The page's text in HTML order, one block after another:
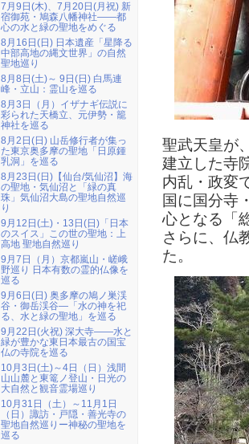
聖武天皇が
建立した寺
内乱・政変
国に国分寺
心となる「
さらに、仏
た。
7月9日(木)、7月20日(月祝) 新
宿御苑・鳩森八幡神社――都
心の水と緑の聖地をめぐる
8月16日(日) 日本遺産「星降る
中部高地の縄文世界」の自然
聖地巡り
8月8日(土)～ 9日(日) 白馬連
峰・立山：霊山を巡る
8月3日（月）イザナギ伝説に
彩られた天橋立、元伊勢・籠
神社を巡る
8月2日(日) 山岳修行者が集っ
た東京奥多摩の聖地「日原鍾
乳洞」を巡る
8月23日(日)【仙台/気仙沼】海
の聖地・気仙沼と「緑の真
珠」気仙沼大島の聖地自然巡
り
9月12日(土)・13日(日)「日本
のスイス」この世の聖地：上
高地 聖地自然巡り
9月7日（月）京都嵐山・嵯峨
野巡り 日本有数の霊的仏像を
巡る
9月6日(日) 奥多摩の鳩ノ巣渓
谷・御岳渓谷―「水の神を祀
る、水と緑の聖地」を巡る
9月22日(火祝) 深大寺――水と
緑が豊かな東日本最古の国宝
仏の寺院を巡る
10月3日(土)～4日（日）浅間
山山麓と東篭ノ登山・日光の
大自然と観音霊場巡り
10月31日（土）～11月1日
（日）諏訪・戸隠・善光寺の
聖地自然巡りー神秘の聖地を
巡る